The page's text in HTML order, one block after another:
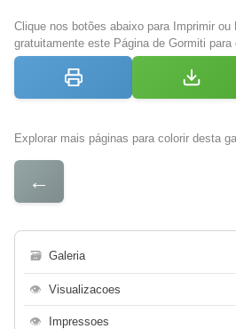
Clique nos botões abaixo para Imprimir ou
gratuitamente este Página de Gormiti para
Explorar mais páginas para colorir desta
←
🗃 Galeria
👁 Visualizacoes
👁 Impressoes